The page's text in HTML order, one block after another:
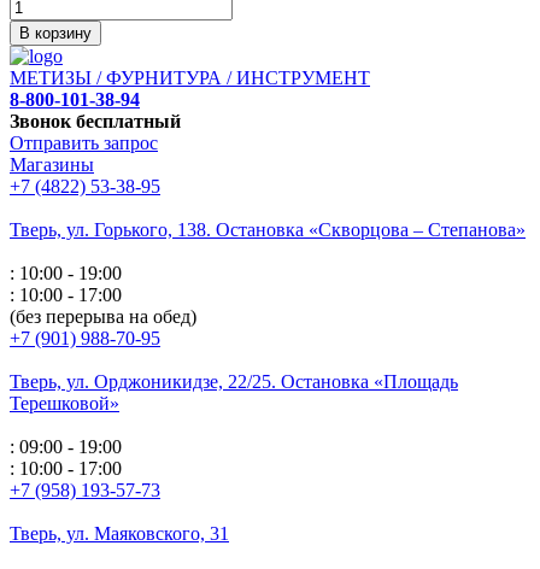
В корзину
МЕТИЗЫ / ФУРНИТУРА / ИНСТРУМЕНТ
8-800-101-38-94
Звонок бесплатный
Отправить запрос
Магазины
+7 (4822) 53-38-95
Тверь, ул. Горького, 138. Остановка «Скворцова – Степанова»
: 10:00 - 19:00
: 10:00 - 17:00
(без перерыва на обед)
+7 (901) 988-70-95
Тверь, ул. Орджоникидзе, 22/25. Остановка «Площадь
Терешковой»
: 09:00 - 19:00
: 10:00 - 17:00
+7 (958) 193-57-73
Тверь, ул. Маяковского, 31